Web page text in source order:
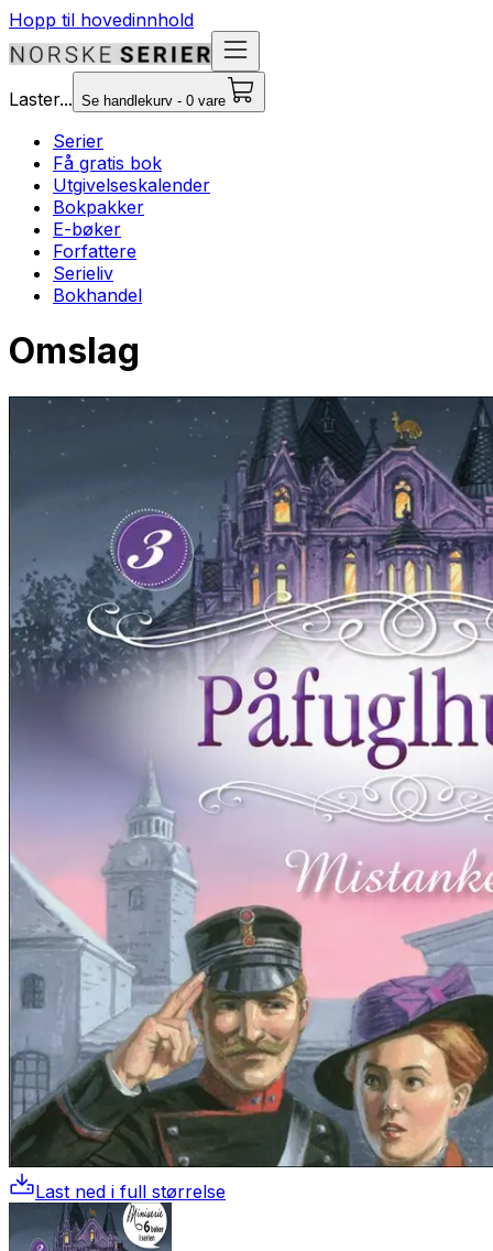
Hopp til hovedinnhold
Laster... Se handlekurv - 0 vare
Serier
Få gratis bok
Utgivelseskalender
Bokpakker
E-bøker
Forfattere
Serieliv
Bokhandel
Omslag
Last ned i full størrelse